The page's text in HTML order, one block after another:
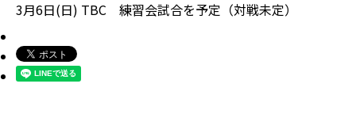
3月6日(日) TBC
練習会試合を予定（対戦未定）